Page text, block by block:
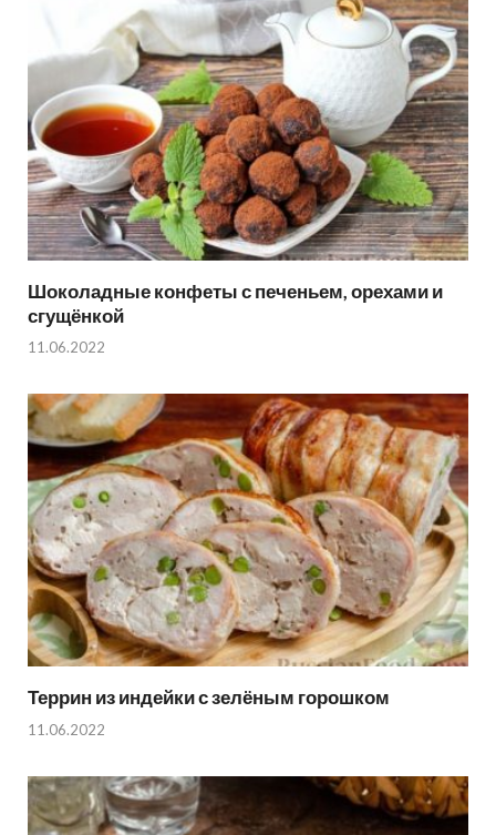
Шоколадные конфеты с печеньем, орехами и
сгущёнкой
11.06.2022
Террин из индейки с зелёным горошком
11.06.2022